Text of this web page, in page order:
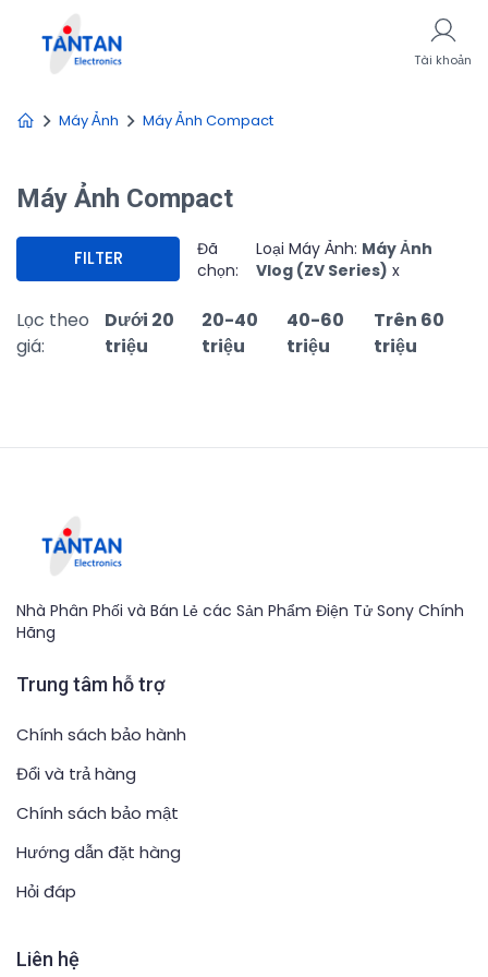
Tài khoản
Máy Ảnh Máy Ảnh Compact
Máy Ảnh Compact
FILTER
Đã
chọn:
Loại Máy Ảnh: Máy Ảnh
Vlog (ZV Series) x
Lọc theo
giá:
Dưới 20
triệu
20-40
triệu
40-60
triệu
Trên 60
triệu
Nhà Phân Phối và Bán Lẻ các Sản Phẩm Điện Tử Sony Chính
Hãng
Trung tâm hỗ trợ
Chính sách bảo hành
Đổi và trả hàng
Chính sách bảo mật
Hướng dẫn đặt hàng
Hỏi đáp
Liên hệ